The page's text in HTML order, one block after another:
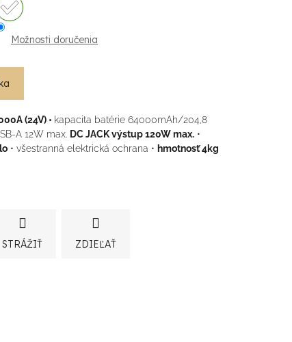
Možnosti doručenia
(24V) • kapacita batérie 64000mAh/204,8
A 12W max. DC JACK výstup 120W max. •
• všestranná elektrická ochrana • hmotnosť 4kg
STRÁŽIŤ ZDIEĽAŤ